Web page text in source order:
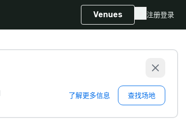
Venues 注册登录
了解更多信息 查找场地